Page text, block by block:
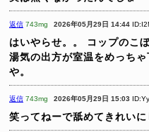
返信 743mg 2026年05月29日 14:44
はいやらせ。。
コップのこ
湯気の出方が室温をめっち
や。
返信 743mg 2026年05月29日 15:03
笑ってねーで舐めてきれいに